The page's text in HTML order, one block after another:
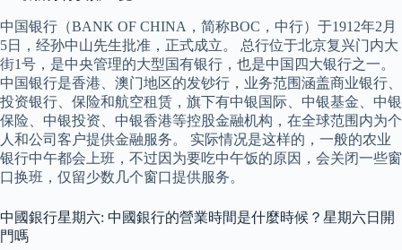
中国银行（BANK OF CHINA，简称BOC，中行）于1912年2月
5日，经孙中山先生批准，正式成立。 总行位于北京复兴门内大
街1号，是中央管理的大型国有银行，也是中国四大银行之一。
中国银行是香港、澳门地区的发钞行，业务范围涵盖商业银行、
投资银行、保险和航空租赁，旗下有中银国际、中银基金、中银
保险、中银投资、中银香港等控股金融机构，在全球范围内为个
人和公司客户提供金融服务。 实际情况是这样的，一般的农业
银行中午都会上班，不过因为要吃中午饭的原因，会关闭一些窗
口换班，仅留少数几个窗口提供服务。
中國銀行星期六: 中國銀行的營業時間是什麼時候？星期六日開
門嗎